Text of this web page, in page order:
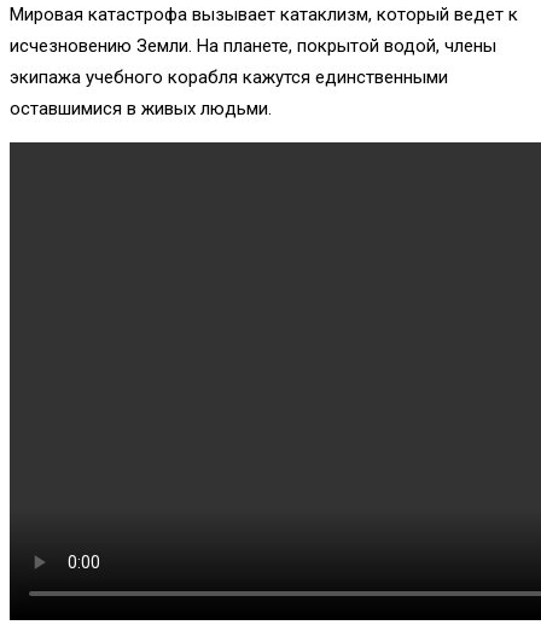
Мировая катастрофа вызывает катаклизм, который ведет к
исчезновению Земли. На планете, покрытой водой, члены
экипажа учебного корабля кажутся единственными
оставшимися в живых людьми.